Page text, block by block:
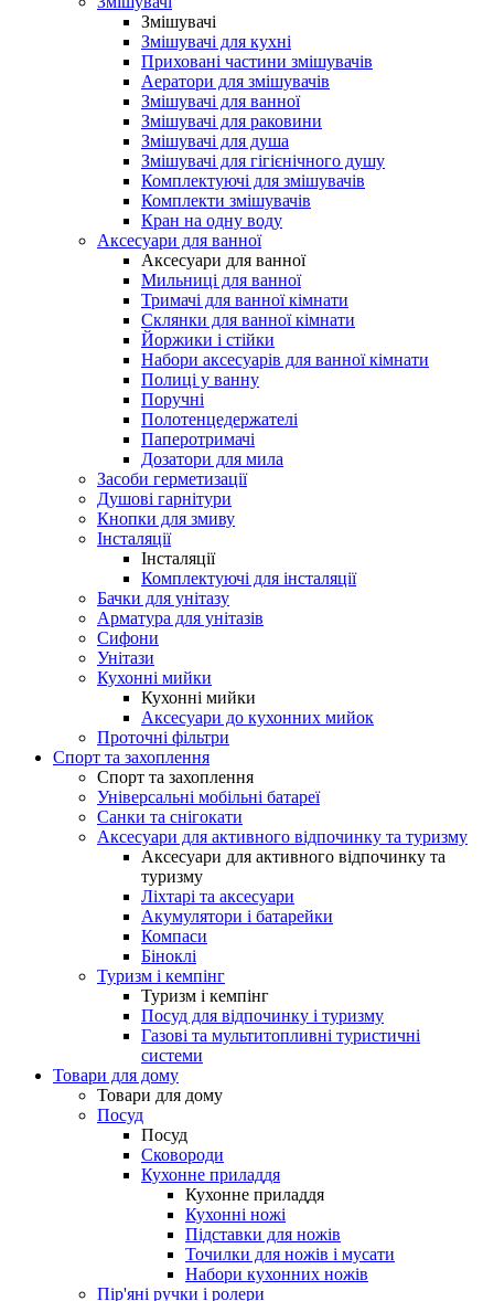
Змішувачі
Змішувачі для кухні
Приховані частини змішувачів
Аератори для змішувачів
Змішувачі для ванної
Змішувачі для раковини
Змішувачі для душа
Змішувачі для гігієнічного душу
Комплектуючі для змішувачів
Комплекти змішувачів
Кран на одну воду
Аксесуари для ванної
Аксесуари для ванної
Мильниці для ванної
Тримачі для ванної кімнати
Склянки для ванної кімнати
Йоржики і стійки
Набори аксесуарів для ванної кімнати
Полиці у ванну
Поручні
Полотенцедержателі
Паперотримачі
Дозатори для мила
Засоби герметизації
Душові гарнітури
Кнопки для змиву
Інсталяції
Інсталяції
Комплектуючі для інсталяції
Бачки для унітазу
Арматура для унітазів
Сифони
Унітази
Кухонні мийки
Кухонні мийки
Аксесуари до кухонних мийок
Проточні фільтри
Спорт та захоплення
Спорт та захоплення
Універсальні мобільні батареї
Санки та снігокати
Аксесуари для активного відпочинку та туризму
Аксесуари для активного відпочинку та
туризму
Ліхтарі та аксесуари
Акумулятори і батарейки
Компаси
Біноклі
Туризм і кемпінг
Туризм і кемпінг
Посуд для відпочинку і туризму
Газові та мультитопливні туристичні
системи
Товари для дому
Товари для дому
Посуд
Посуд
Сковороди
Кухонне приладдя
Кухонне приладдя
Кухонні ножі
Підставки для ножів
Точилки для ножів і мусати
Набори кухонних ножів
Пір'яні ручки і ролери